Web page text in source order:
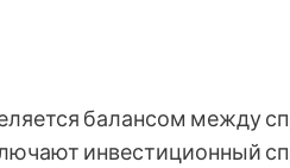
балансом между
инвестиционный